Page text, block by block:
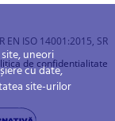
EN ISO 14001:2015, SR
de confidentialitate
uneori
cu date,
site-urilor